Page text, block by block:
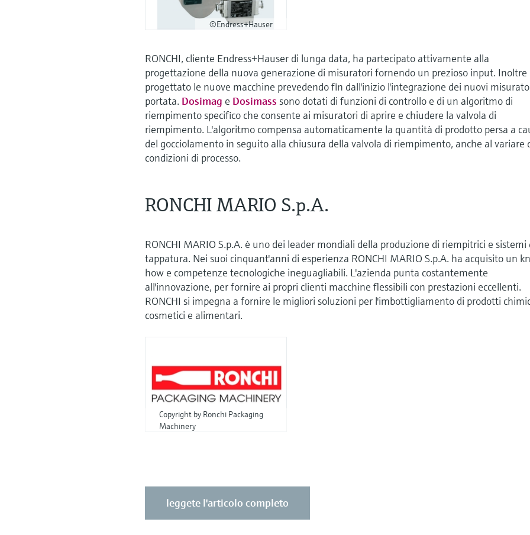
©Endress+Hauser
RONCHI, cliente Endress+Hauser di lunga data, ha partecipato attivamente alla
progettazione della nuova generazione di misuratori fornendo un prezioso input. Inoltre
progettato le nuove macchine prevedendo fin dall'inizio l'integrazione dei nuovi
portata. Dosimag e Dosimass sono dotati di funzioni di controllo e di un algoritmo di
riempimento specifico che consente ai misuratori di aprire e chiudere la valvola di
riempimento. L'algoritmo compensa automaticamente la quantità di prodotto persa a
del gocciolamento in seguito alla chiusura della valvola di riempimento, anche al variare
condizioni di processo.
RONCHI MARIO S.p.A.
RONCHI MARIO S.p.A. è uno dei leader mondiali della produzione di riempitrici e sistemi
tappatura. Nei suoi cinquant'anni di esperienza RONCHI MARIO S.p.A. ha acquisito un
how e competenze tecnologiche ineguagliabili. L'azienda punta costantemente
all'innovazione, per fornire ai propri clienti macchine flessibili con prestazioni eccellenti.
RONCHI si impegna a fornire le migliori soluzioni per l'imbottigliamento di prodotti
cosmetici e alimentari.
Copyright by Ronchi Packaging
Machinery
leggete l'articolo completo